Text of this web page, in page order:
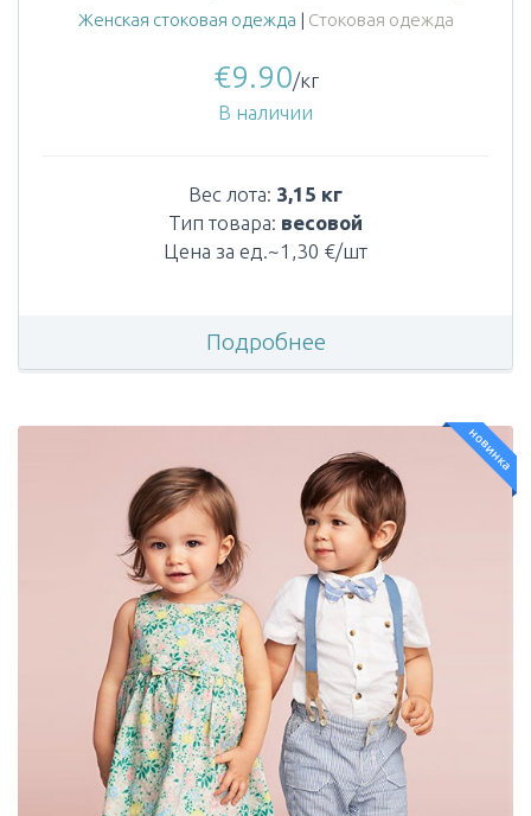
Женская стоковая одежда | Стоковая одежда
€9.90/кг
В наличии
Вес лота: 3,15 кг
Тип товара: весовой
Цена за ед.~1,30 €/шт
Подробнее
новинка